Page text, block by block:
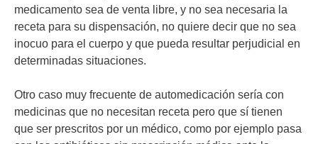
medicamento sea de venta libre, y no sea necesaria la
receta para su dispensación, no quiere decir que no sea
inocuo para el cuerpo y que pueda resultar perjudicial en
determinadas situaciones.
Otro caso muy frecuente de automedicación sería con
medicinas que no necesitan receta pero que sí tienen
que ser prescritos por un médico, como por ejemplo pasa